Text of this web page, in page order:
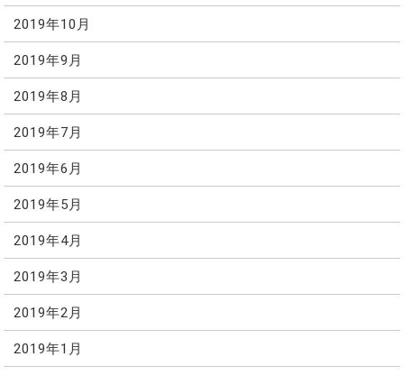
2019年10月
2019年9月
2019年8月
2019年7月
2019年6月
2019年5月
2019年4月
2019年3月
2019年2月
2019年1月